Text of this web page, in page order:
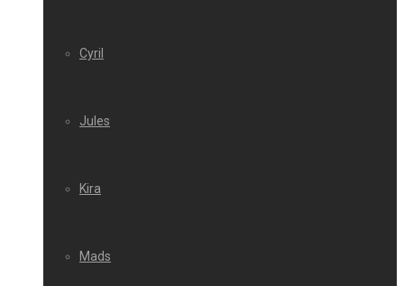
Cyril
Jules
Kira
Mads